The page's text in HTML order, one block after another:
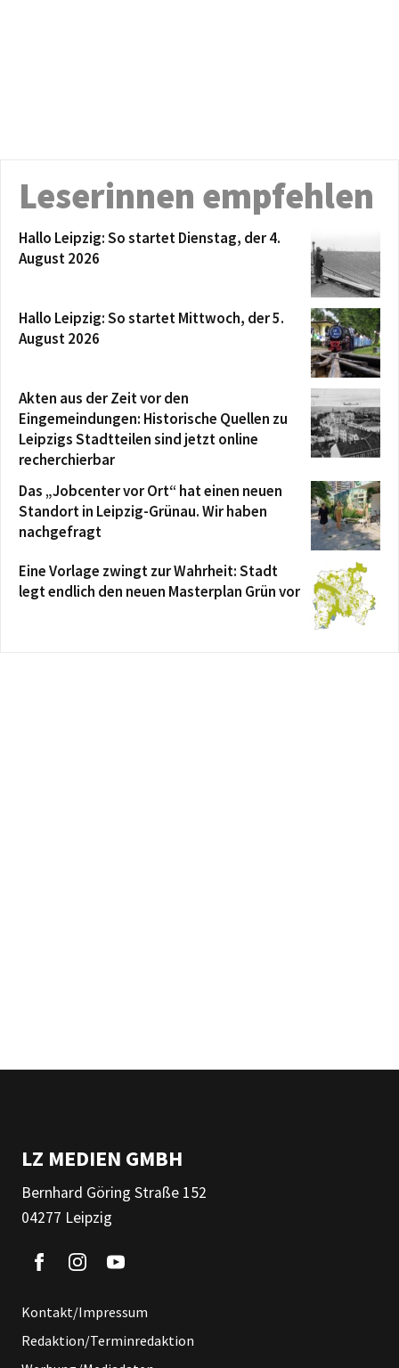
Leserinnen empfehlen
Hallo Leipzig: So startet Dienstag, der 4.
August 2026
Hallo Leipzig: So startet Mittwoch, der 5.
August 2026
Akten aus der Zeit vor den
Eingemeindungen: Historische Quellen zu
Leipzigs Stadtteilen sind jetzt online
recherchierbar
Das „Jobcenter vor Ort“ hat einen neuen
Standort in Leipzig-Grünau. Wir haben
nachgefragt
Eine Vorlage zwingt zur Wahrheit: Stadt
legt endlich den neuen Masterplan Grün vor
LZ MEDIEN GMBH
Bernhard Göring Straße 152
04277 Leipzig
Kontakt/Impressum
Redaktion/Terminredaktion